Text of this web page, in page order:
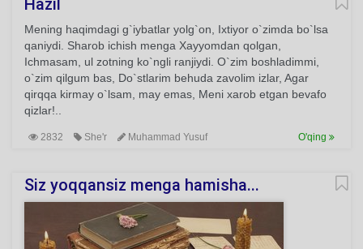
Hazil
Mening haqimdagi g`iybatlar yolg`on, Ixtiyor o`zimda bo`lsa
qaniydi. Sharob ichish menga Xayyomdan qolgan,
Ichmasam, ul zotning ko`ngli ranjiydi. O`zim boshladimmi,
o`zim qilgum bas, Do`stlarim behuda zavolim izlar, Agar
qirqqa kirmay o`lsam, may emas, Meni xarob etgan bevafo
qizlar!..
2832 She'r Muhammad Yusuf O'qing
Siz yoqqansiz menga hamisha...